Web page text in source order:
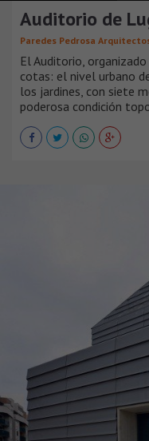
Auditorio de
Paredes Pedrosa
El Auditorio,
cotas: el nivel urbano
los jardines, con siete
poderosa condición